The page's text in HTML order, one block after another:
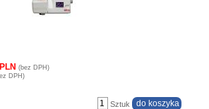
(bez DPH)
DPH)
Sztuk